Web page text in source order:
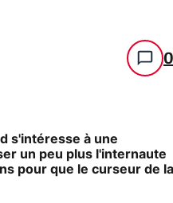
0
s'intéresse à une
un peu plus l'internaute
pour que le curseur de la